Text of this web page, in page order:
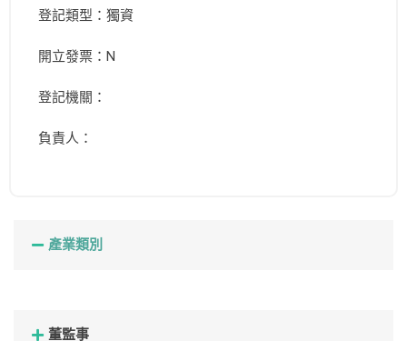
登記類型：獨資
開立發票：N
登記機關：
負責人：
產業類別
董監事